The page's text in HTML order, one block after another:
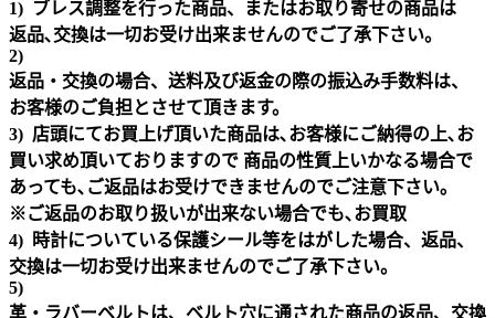
1) ブレス調整を行った商品、またはお取り寄せの商品は
返品､交換は一切お受け出来ませんのでご了承下さい。
2)
返品・交換の場合、送料及び返金の際の振込み手数料は、
お客様のご負担とさせて頂きます。
3) 店頭にてお買上げ頂いた商品は､お客様にご納得の上､お
買い求め頂いておりますので 商品の性質上いかなる場合で
あっても､ご返品はお受けできませんのでご注意下さい｡
※ご返品のお取り扱いが出来ない場合でも､お買取
4) 時計についている保護シール等をはがした場合、返品、
交換は一切お受け出来ませんのでご了承下さい。
5)
革・ラバーベルトは、ベルト穴に通された商品の返品、交換